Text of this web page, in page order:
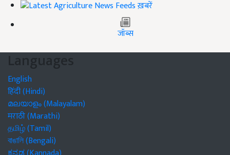
ख़बरें
जॉब्स
Languages
English
हिंदी (Hindi)
മലയാളം (Malayalam)
मराठी (Marathi)
தமிழ் (Tamil)
বাঙালি (Bengali)